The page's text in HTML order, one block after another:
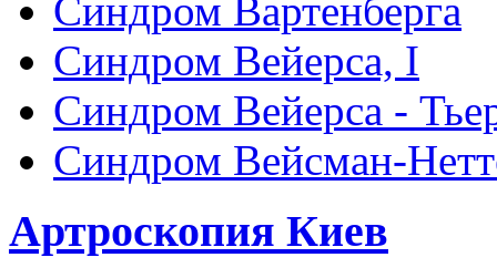
Синдром Вартенберга
Синдром Вейерса, I
Синдром Вейерса -
Синдром Вейсман-
Артроскопия Киев